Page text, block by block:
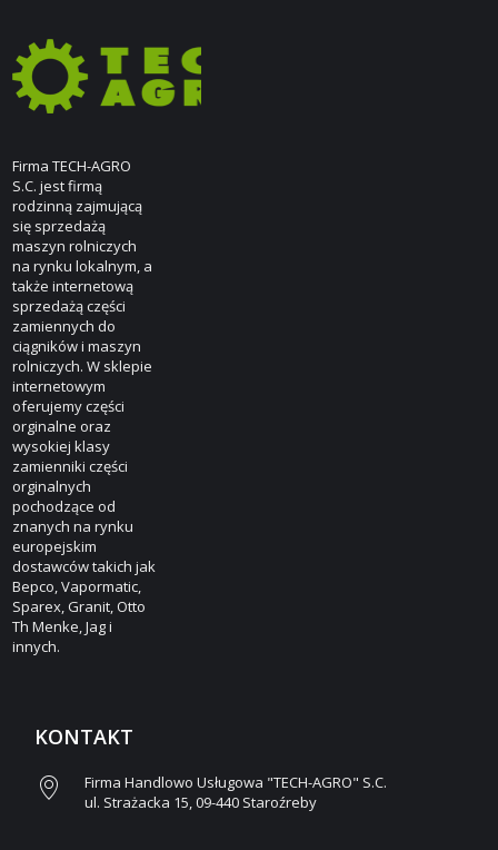
Firma TECH-AGRO
S.C. jest firmą
rodzinną zajmującą
się sprzedażą
maszyn rolniczych
na rynku lokalnym, a
także internetową
sprzedażą części
zamiennych do
ciągników i maszyn
rolniczych. W sklepie
internetowym
oferujemy części
orginalne oraz
wysokiej klasy
zamienniki części
orginalnych
pochodzące od
znanych na rynku
europejskim
dostawców takich jak
Bepco, Vapormatic,
Sparex, Granit, Otto
Th Menke, Jag i
innych.
KONTAKT
Firma Handlowo Usługowa "TECH-AGRO" S.C.
ul. Strażacka 15, 09-440 Staroźreby